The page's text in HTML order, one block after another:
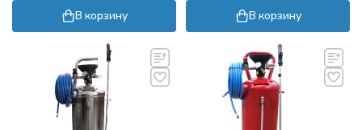
В корзину В корзину